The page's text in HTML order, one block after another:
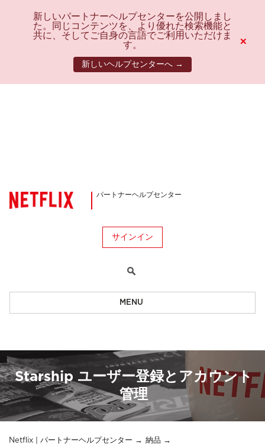
新しいパートナーヘルプセンターを公開しまし
た。同じコンテンツを、より優れた検索機能と
共に、そしてご自身の言語でご利用いただけま
す。
新しいヘルプセンターへ →
×
パートナーヘルプセンター
サインイン
MENU
Starship ユーザー登録とアカウント
管理
Netflix | パートナーヘルプセンター 納品